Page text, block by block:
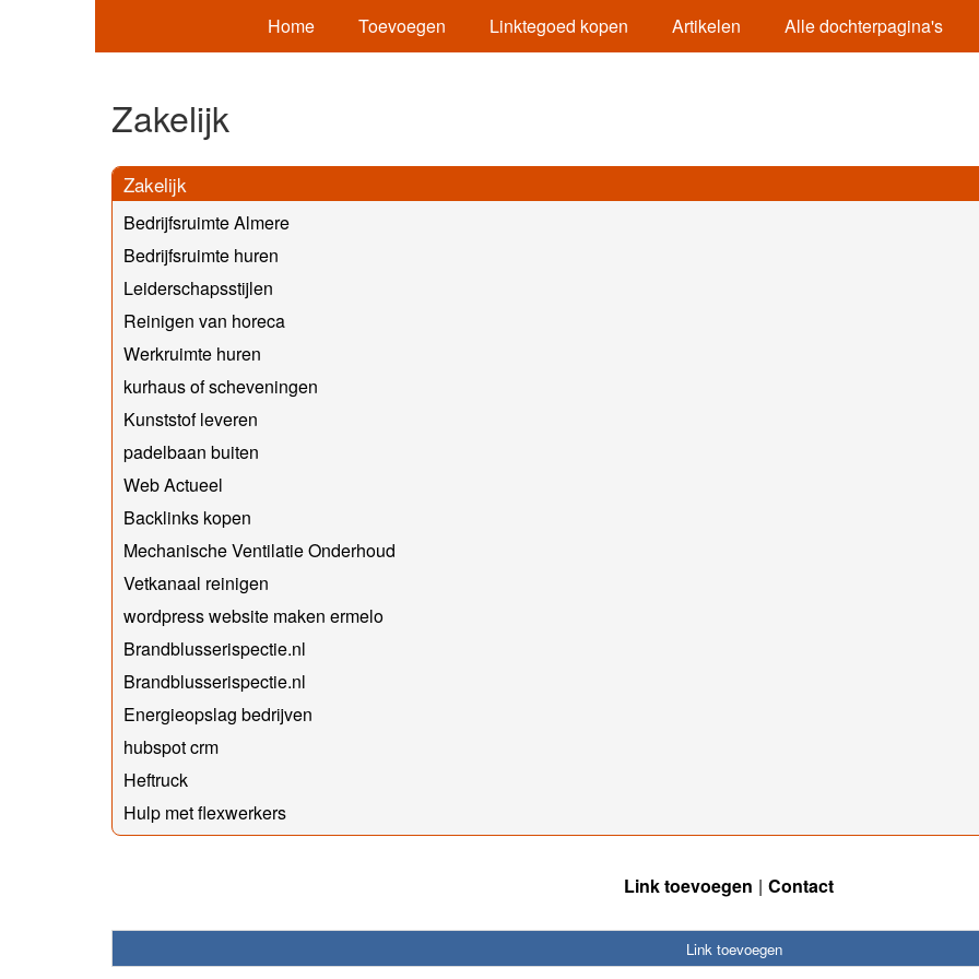
Home Toevoegen Linktegoed kopen Artikelen Alle dochterpagina's
Zakelijk
Zakelijk
Bedrijfsruimte Almere
Bedrijfsruimte huren
Leiderschapsstijlen
Reinigen van horeca
Werkruimte huren
kurhaus of scheveningen
Kunststof leveren
padelbaan buiten
Web Actueel
Backlinks kopen
Mechanische Ventilatie Onderhoud
Vetkanaal reinigen
wordpress website maken ermelo
Brandblusserispectie.nl
Brandblusserispectie.nl
Energieopslag bedrijven
hubspot crm
Heftruck
Hulp met flexwerkers
Link toevoegen Contact
Link toevoegen